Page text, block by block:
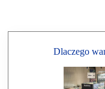
Dlaczego